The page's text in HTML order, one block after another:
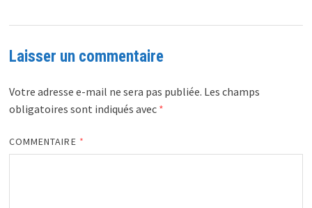
Laisser un commentaire
Votre adresse e-mail ne sera pas publiée. Les champs
obligatoires sont indiqués avec *
COMMENTAIRE *